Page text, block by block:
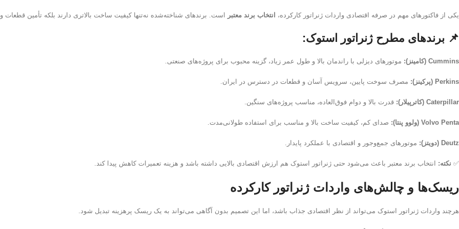
یکی از فاکتورهای مهم در صرفه اقتصادی واردات ژنراتور کارکرده، انتخاب برند معتبر است. برندهای شناخته‌شده نه‌تنها کیفیت ساخت بالاتری دارند بلکه تأمین
📌 برندهای مطرح ژنراتور استوک:
Cummins (کامینز): موتورهای دیزلی با راندمان بالا و طول عمر زیاد، گزینه محبوب برای پروژه‌های صنعتی.
Perkins (پرکینز): مصرف سوخت پایین، سرویس آسان و قطعات در دسترس در ایران.
Caterpillar (کاترپیلار): قدرت بالا و دوام فوق‌العاده، مناسب پروژه‌های سنگین.
Volvo Penta (ولوو پنتا): صدای کم، کیفیت ساخت بالا و مناسب برای استفاده طولانی‌مدت.
Deutz (دویتز): موتورهای جمع‌وجور و اقتصادی با عملکرد پایدار.
✅ نکته: انتخاب برند معتبر باعث می‌شود حتی ژنراتور استوک هم ارزش اقتصادی بالایی داشته باشد و هزینه تعمیرات کاهش پیدا کند.
ریسک‌ها و چالش‌های واردات ژنراتور کارکرده
هرچند واردات ژنراتور استوک می‌تواند از نظر اقتصادی جذاب باشد، اما این تصمیم بدون آگاهی می‌تواند به یک ریسک پرهزینه تبدیل شود.